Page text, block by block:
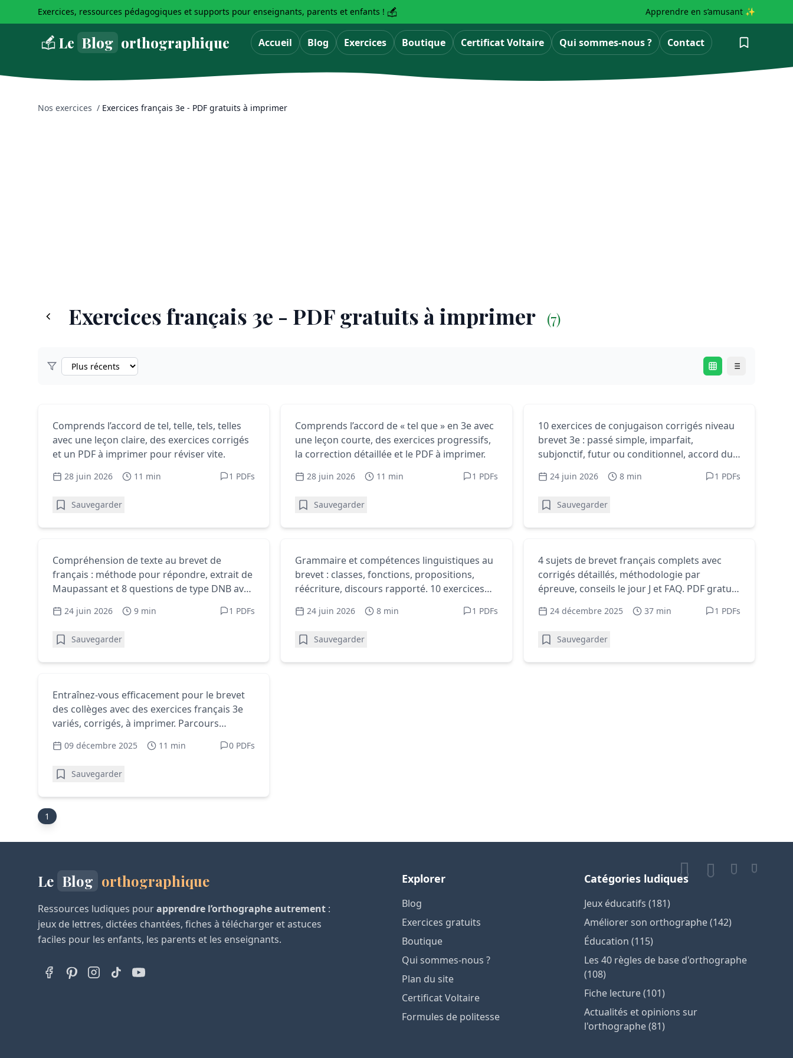
Exercices, ressources pédagogiques et supports pour enseignants, parents et enfants ! Apprendre en s’amusant ✨
Le Blog orthographique Accueil Blog Exercices Boutique Certificat Voltaire Qui sommes-nous ? Contact
Nos exercices / Exercices français 3e - PDF gratuits à imprimer
Exercices français 3e - PDF gratuits à imprimer (7)
Exercices français 3e - PDF gratuits à imprimer
L’Accord de « Tel que » en 3e :
méthode et exercices
Comprends l’accord de tel, telle, tels, telles
avec une leçon claire, des exercices corrigés
et un PDF à imprimer pour réviser vite.
28 juin 2026 11 min 1 PDFs
Sauvegarder
Exercices français 3e - PDF gratuits à imprimer
Comment réussir l’Accord de «
Tel que » en 3e
Comprends l’accord de « tel que » en 3e avec
une leçon courte, des exercices progressifs,
la correction détaillée et le PDF à imprimer.
28 juin 2026 11 min 1 PDFs
Sauvegarder
Exercices français 3e - PDF gratuits à imprimer
Conjugaison au brevet :
exercices corrigés (3e) + PDF
10 exercices de conjugaison corrigés niveau
brevet 3e : passé simple, imparfait,
subjonctif, futur ou conditionnel, accord du
24 juin 2026 8 min 1 PDFs
Sauvegarder
Exercices français 3e - PDF gratuits à imprimer
Compréhension de texte au
brevet : exercices corrigés
Compréhension de texte au brevet de
français : méthode pour répondre, extrait de
Maupassant et 8 questions de type DNB avec
24 juin 2026 9 min 1 PDFs
Sauvegarder
Exercices français 3e - PDF gratuits à imprimer
Grammaire au brevet :
exercices corrigés (3e) + PDF
Grammaire et compétences linguistiques au
brevet : classes, fonctions, propositions,
réécriture, discours rapporté. 10 exercices
24 juin 2026 8 min 1 PDFs
Sauvegarder
Exercices français 3e - PDF gratuits à imprimer
Sujet et corrigé Brevet
Français (DNB) – PDF à
imprimer
4 sujets de brevet français complets avec
corrigés détaillés, méthodologie par
épreuve, conseils le jour J et FAQ. PDF gratuit
24 décembre 2025 37 min 1 PDFs
Sauvegarder
Exercices français 3e - PDF gratuits à imprimer
Exercices français 3e pour
préparer le brevet
Entraînez-vous efficacement pour le brevet
des collèges avec des exercices français 3e
variés, corrigés, à imprimer. Parcours
09 décembre 2025 11 min 0 PDFs
Sauvegarder
1
Le Blog orthographique
Ressources ludiques pourapprendre l’orthographe autrement :
jeux de lettres, dictées chantées, fiches à télécharger et astuces
faciles pour les enfants, les parents et les enseignants.
Explorer
Blog
Exercices gratuits
Boutique
Qui sommes-nous ?
Plan du site
Certificat Voltaire
Formules de politesse
Catégories ludiques
Jeux éducatifs (181)
Améliorer son orthographe (142)
Éducation (115)
Les 40 règles de base d'orthographe
(108)
Fiche lecture (101)
Actualités et opinions sur
l'orthographe (81)